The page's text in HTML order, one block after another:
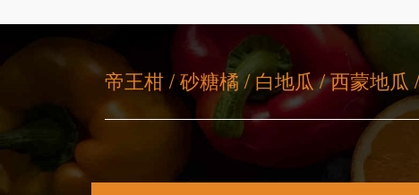
帝王柑 / 砂糖橘 / 白地瓜 / 西蒙地瓜